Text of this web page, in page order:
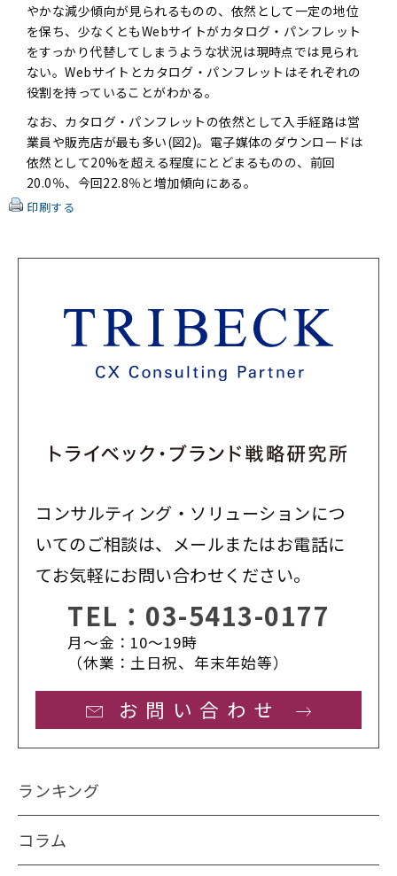
やかな減少傾向が見られるものの、依然として一定の地位
を保ち、少なくともWebサイトがカタログ・パンフレット
をすっかり代替してしまうような状況は現時点では見られ
ない。Webサイトとカタログ・パンフレットはそれぞれの
役割を持っていることがわかる。
なお、カタログ・パンフレットの依然として入手経路は営
業員や販売店が最も多い(図2)。電子媒体のダウンロードは
依然として20%を超える程度にとどまるものの、前回
20.0％、今回22.8％と増加傾向にある。
印刷する
コンサルティング・ソリューションにつ
いてのご相談は、メールまたはお電話に
てお気軽にお問い合わせください。
TEL： 03-5413-0177
月〜金：10〜19時
（休業：土日祝、年末年始等）
お問い合わせ
ランキング
コラム